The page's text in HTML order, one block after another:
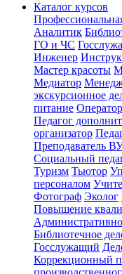
Каталог курсов
Аналитик
ГО и ЧС
Инженер
Мастер красоты
Медиатор
экскурсионное
питание
Педагог
организатор
Преподаватель
Социальный
Туризм Тьютор
персоналом
Фотограф Эколог
Повышение
Библиотечное
Госслужащий
Коррекционный